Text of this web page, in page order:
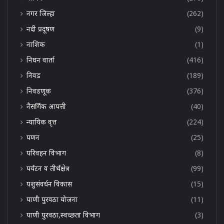
नगर जिल्हा
(262)
नदी प्रदूषण
(9)
नाशिक
(1)
निधन वार्ता
(416)
निवड
(189)
निवडणूक
(376)
नैसर्गिक आपत्ती
(40)
न्यायिक वृत्त
(224)
पणन
(25)
परिवहन विभाग
(8)
पर्यटन व तीर्थक्षेत्र
(99)
पशुसंवर्धन विकास
(15)
पाणी पुरवठा योजना
(11)
पाणी पुरवठा,स्वच्छता विभाग
(3)